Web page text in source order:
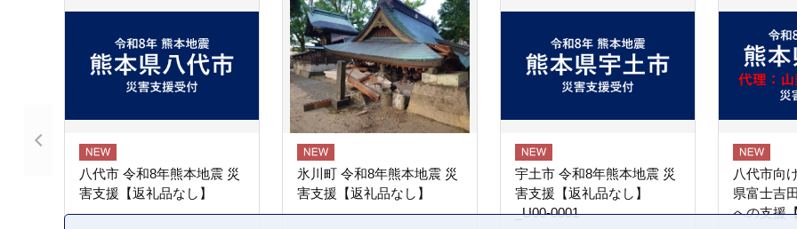
八代市 令和8年熊本地震 災
害支援【返礼品なし】
氷川町 令和8年熊本地震 災
害支援【返礼品なし】
宇土市 令和8年熊本地震 災
害支援【返礼品なし】
_U00-0001
八代市向
県富士吉
への支援